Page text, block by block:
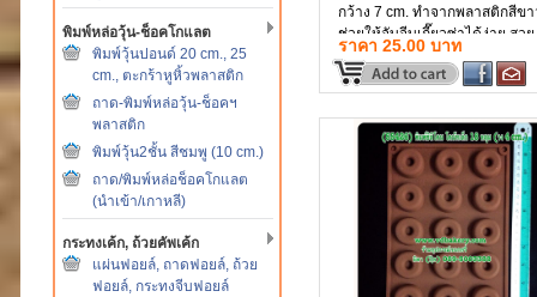
พิมพ์หล่อวุ้น-ช็อคโกแลต
พิมพ์วุ้นปอนด์ 20 cm., 25
cm., ตะกร้าหูหิ้วพลาสติก
ถาด-พิมพ์หล่อวุ้น-ช็อคฯ
พลาสติก
พิมพ์วุ้น2ชั้น สีชมพู (10 cm.)
ถาด/พิมพ์หล่อช็อคโกแลต
(นำเข้า/เกาหลี)
กระทงเค้ก, ถ้วยคัพเค้ก
แผ่นฟอยล์, ถาดฟอยล์, ถ้วย
ฟอยล์, กระทงจีบฟอยล์
กว้าง 7 cm. ทำจากพลาสติกสีข
ช่วยให้จับจีบเกี๊ยวซ่าได้ง่าย สวย
สะดวก และรวดเร็วขึ้น
ราคา 25.00 บาท